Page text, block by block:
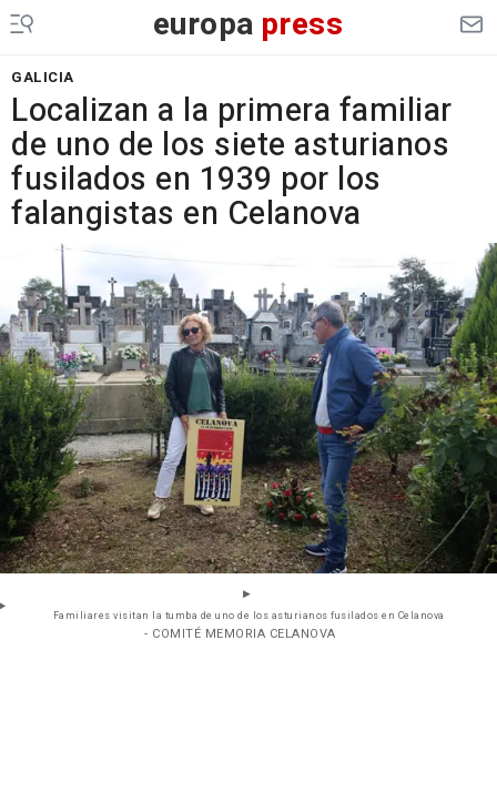
europa press
GALICIA
Localizan a la primera familiar
de uno de los siete asturianos
fusilados en 1939 por los
falangistas en Celanova
Familiares visitan la tumba de uno de los asturianos fusilados en Celanova
- COMITÉ MEMORIA CELANOVA